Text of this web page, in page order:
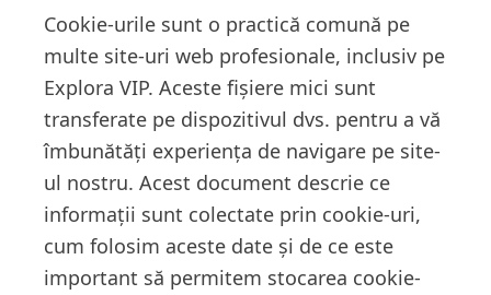
Cookie-urile sunt o practică comună pe
multe site-uri web profesionale, inclusiv pe
Explora VIP. Aceste fișiere mici sunt
transferate pe dispozitivul dvs. pentru a vă
îmbunătăți experiența de navigare pe site-
ul nostru. Acest document descrie ce
informații sunt colectate prin cookie-uri,
cum folosim aceste date și de ce este
important să permitem stocarea cookie-